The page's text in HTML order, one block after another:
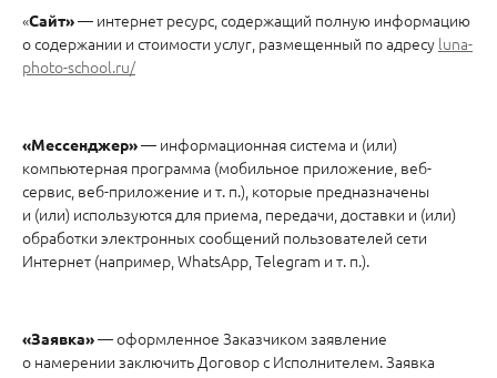
«Сайт»— интернет ресурс, содержащий полную информацию
о содержании и стоимости услуг, размещенный по адресу luna-
photo-school.ru/
«Мессенджер»— информационная система и (или)
компьютерная программа (мобильное приложение, веб-
сервис, веб-приложение и т. п.), которые предназначены
и (или) используются для приема, передачи, доставки и (или)
обработки электронных сообщений пользователей сети
Интернет (например, WhatsApp, Telegram и т. п.).
«Заявка»— оформленное Заказчиком заявление
о намерении заключить Договор с Исполнителем. Заявка